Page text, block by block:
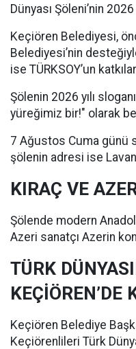
Dünyası Şöleni’nin
Keçiören Belediyesi,
Belediyesi’nin
ise TÜRKSOY’un
Şölenin 2026 yılı
yüreğimiz bir!" olarak
7 Ağustos Cuma günü
şölenin adresi ise
KIRAÇ VE
Şölende modern
Azeri sanatçı Azerin
TÜRK
KEÇİÖREN’DE
Keçiören Belediye
Keçiörenlileri Türk